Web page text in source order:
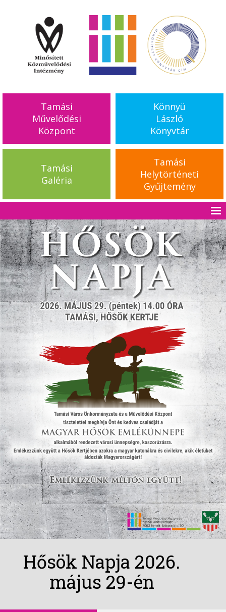
Tamási
Művelődési
Központ
Könnyü
László
Könyvtár
Tamási
Galéria
Tamási
Helytörténeti
Gyűjtemény
Hősök Napja 2026.
május 29-én